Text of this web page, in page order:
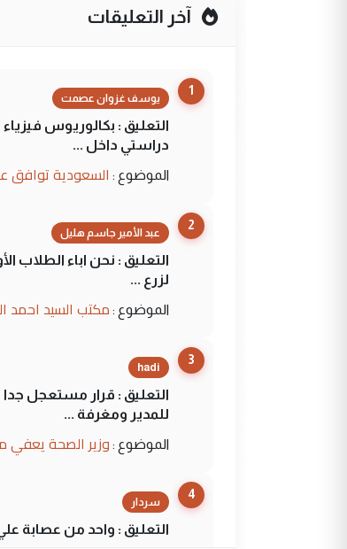
آخر التعليقات
1
يوسف غزوان عصمت
التعليق : بكالوريوس
دراستي داخل ...
الموضوع : السعودية توافق على الاستمرار في إعطاء
2
عبد الأمير جاسم هليل
التعليق : نحن اباء الطلاب
لزرع ...
الموضوع : مكتب السيد احمد
3
hadi
التعليق : قرار مستعجل جدا
للمدير ومغرفة ...
الموضوع : وزير الصحة يعفي
4
سردار
التعليق : واحد من عصابة